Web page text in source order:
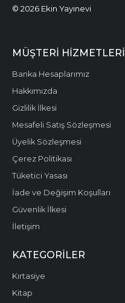
© 2026 Ekin Yayınevi
MÜŞTERI HIZMETLERI
Banka Hesaplarımız
Hakkımızda
Gizlilik İlkesi
Mesafeli Satış Sözleşmesi
Üyelik Sözleşmesi
Çerez Politikası
Tüketici Yasası
İade ve Değişim Koşulları
Güvenlik İlkesi
İletişim
KATEGORILER
Kırtasiye
Kitap